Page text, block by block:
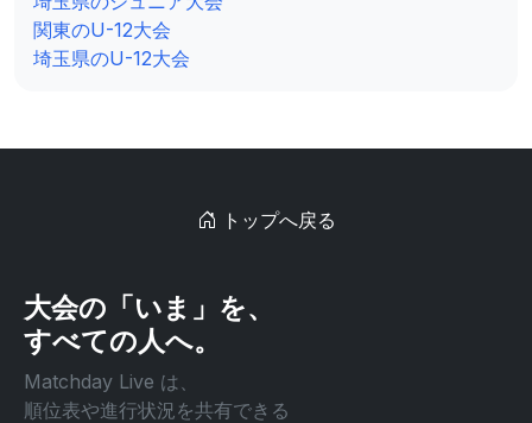
関東のU-12大会
埼玉県のU-12大会
トップへ戻る
大会の「いま」を、
すべての人へ。
Matchday Live は、
順位表や進行状況を共有できる